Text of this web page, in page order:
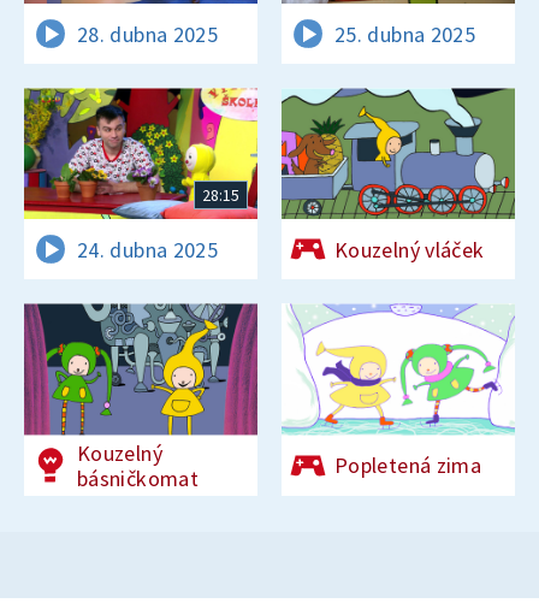
28. dubna 2025 25. dubna 2025
28:15
24. dubna 2025 Kouzelný vláček
Kouzelný
básničkomat
Popletená zima